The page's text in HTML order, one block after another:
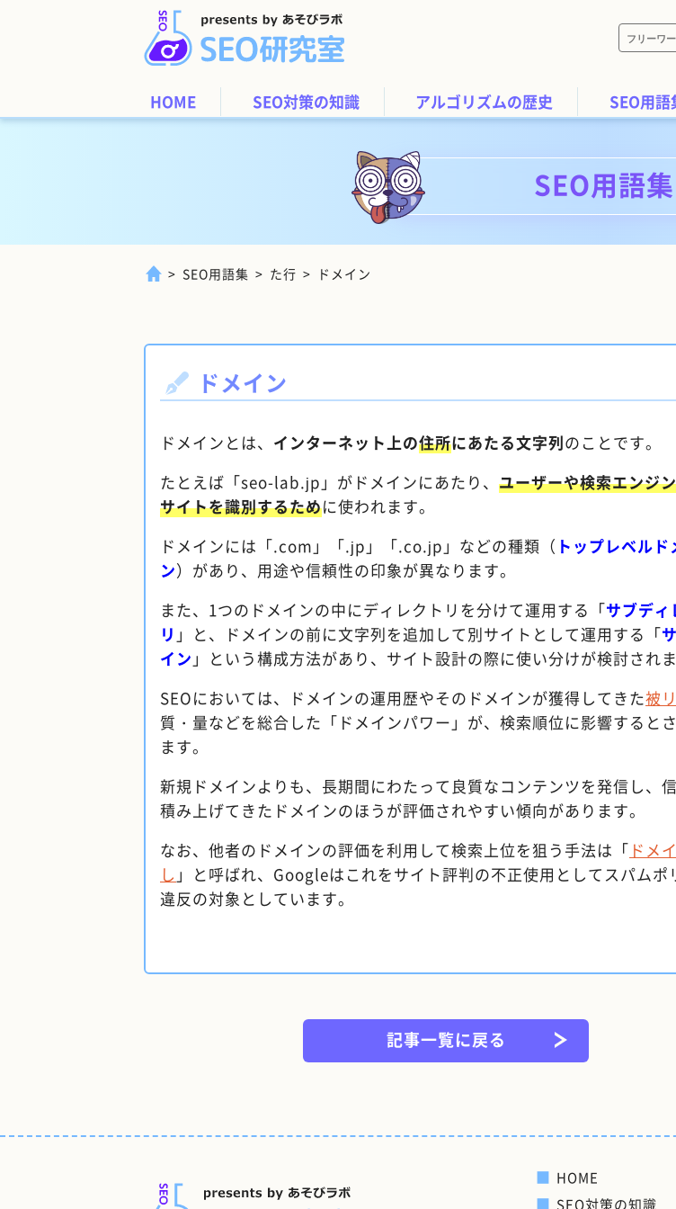
HOME SEO対策の知識 アルゴリズムの歴史 SEO用語
SEO用語集
SEO用語集 た行 ドメイン
ドメイン
ドメインとは、 インターネット上の住所にあたる文字列のことです。
たとえば「seo-lab.jp」がドメインにあたり、 ユーザーや検索エンジ
サイトを識別するために使われます。
ドメインには「.com」「.jp」「.co.jp」などの種類（ トップレベルド
ン）があり、用途や信頼性の印象が異なります。
また、1つのドメインの中にディレクトリを分けて運用する「サブディ
リ 」と、ドメインの前に文字列を追加して別サイトとして運用する「
イン 」という構成方法があり、サイト設計の際に使い分けが検討されま
SEOにおいては、ドメインの運用歴やそのドメインが獲得してきた被
質・量などを総合した「ドメインパワー」が、検索順位に影響すると
ます。
新規ドメインよりも、長期間にわたって良質なコンテンツを発信し、
積み上げてきたドメインのほうが評価されやすい傾向があります。
なお、他者のドメインの評価を利用して検索上位を狙う手法は「 ドメ
し 」と呼ばれ、Googleはこれをサイト評判の不正使用としてスパムポ
違反の対象としています。
記事一覧に戻る
HOME
SEO対策の知識